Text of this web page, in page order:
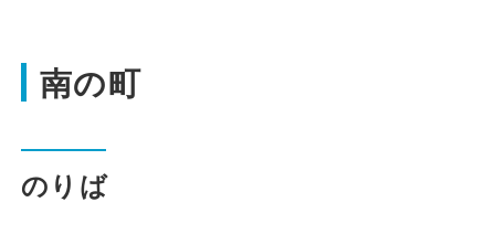
高速バス
定期観光バス
南の町
のりば